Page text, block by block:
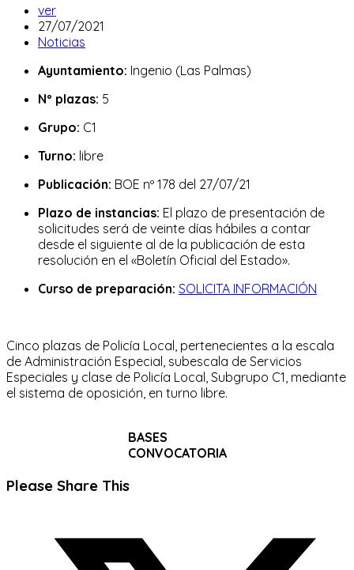
Autor
de
la
ver
Publicación
de
entrada:
27/07/2021
Categoría
la
Noticias
Ayuntamiento: Ingenio (Las Palmas)
Nº plazas: 5
Grupo: C1
Turno: libre
Publicación: BOE nº 178 del 27/07/21
Plazo de instancias: El plazo de presentación de
solicitudes será de veinte días hábiles a contar
desde el siguiente al de la publicación de esta
resolución en el «Boletín Oficial del Estado».
Curso de preparación: SOLICITA INFORMACIÓN
Cinco plazas de Policía Local, pertenecientes a la escala
de Administración Especial, subescala de Servicios
Especiales y clase de Policía Local, Subgrupo C1, mediante
el sistema de oposición, en turno libre.
BASES
CONVOCATORIA
Please Share ThisCompartir